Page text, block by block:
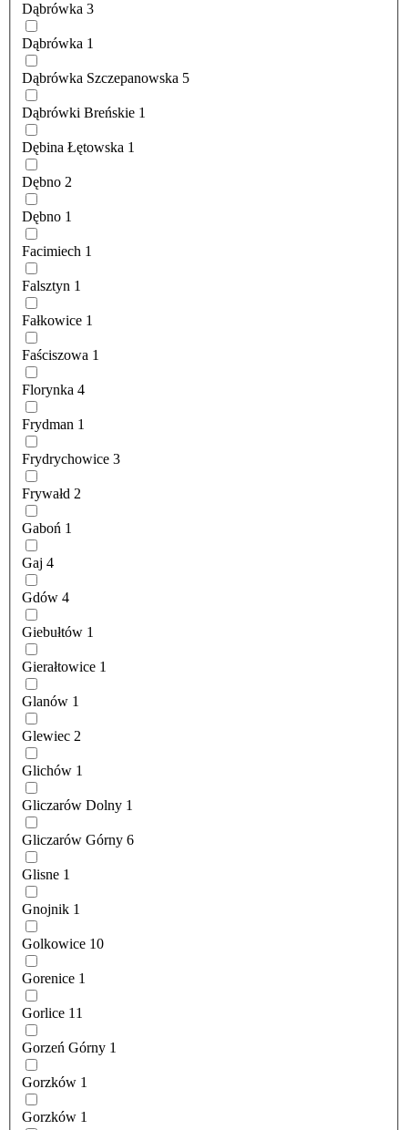
Dąbrówka 3
Dąbrówka 1
Dąbrówka Szczepanowska 5
Dąbrówki Breńskie 1
Dębina Łętowska 1
Dębno 2
Dębno 1
Facimiech 1
Falsztyn 1
Fałkowice 1
Faściszowa 1
Florynka 4
Frydman 1
Frydrychowice 3
Frywałd 2
Gaboń 1
Gaj 4
Gdów 4
Giebułtów 1
Gierałtowice 1
Glanów 1
Glewiec 2
Glichów 1
Gliczarów Dolny 1
Gliczarów Górny 6
Glisne 1
Gnojnik 1
Golkowice 10
Gorenice 1
Gorlice 11
Gorzeń Górny 1
Gorzków 1
Gorzków 1